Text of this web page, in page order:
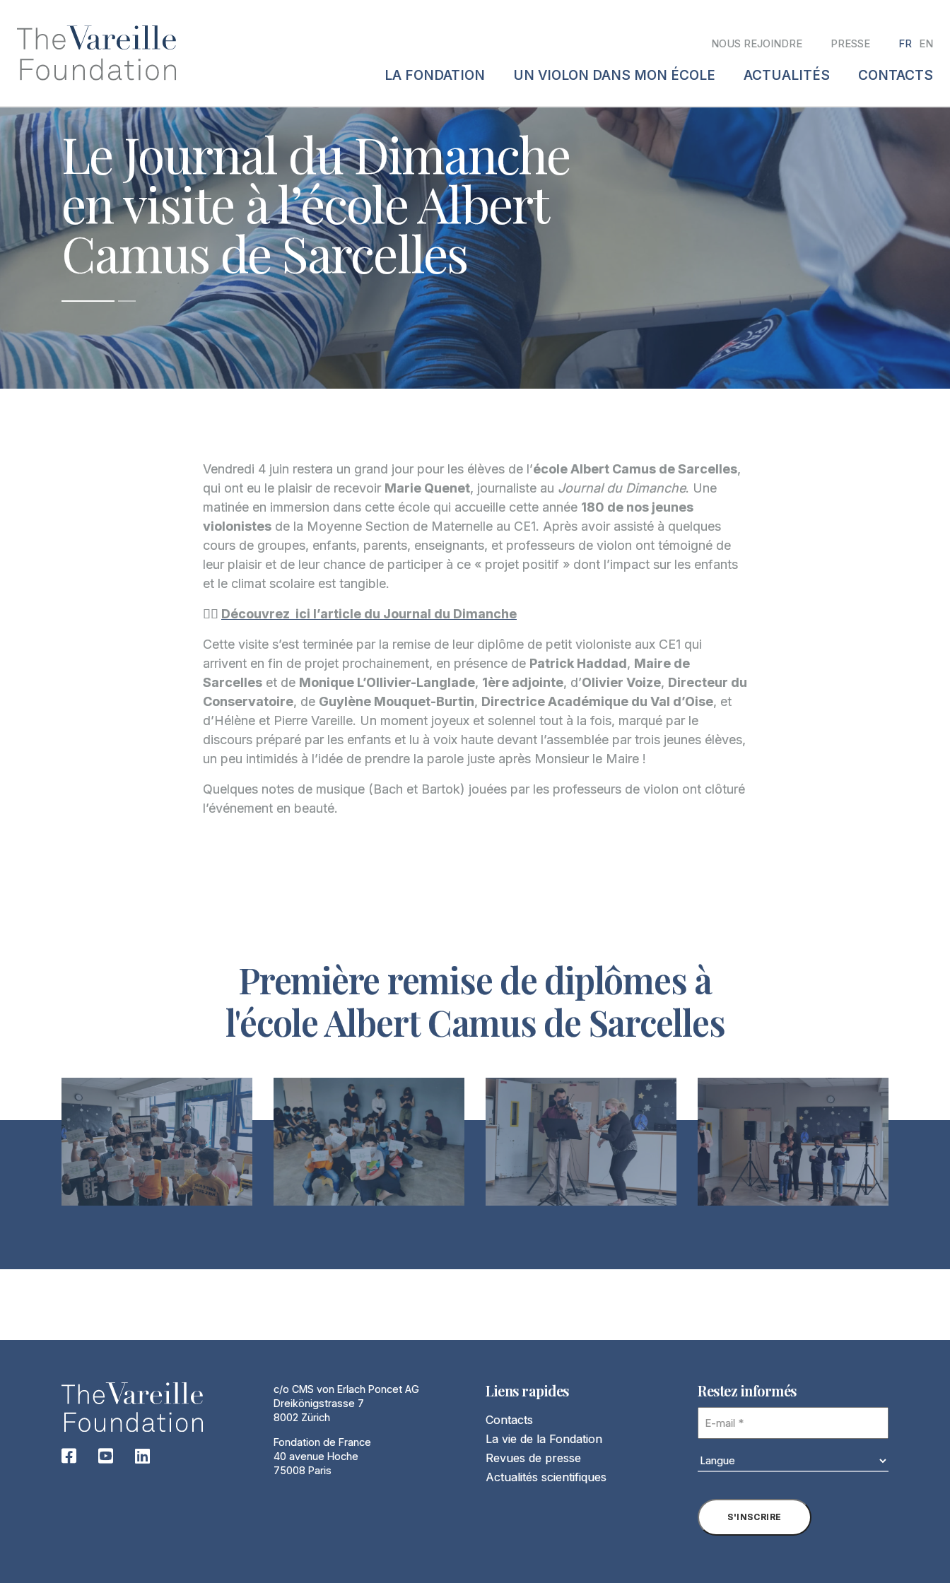
Le Journal du Dimanche
en visite à l’école Albert
Camus de Sarcelles
Vendredi 4 juin restera un grand jour pour les élèves de l’école Albert Camus de Sarcelles,
qui ont eu le plaisir de recevoir Marie Quenet, journaliste au Journal du Dimanche. Une
matinée en immersion dans cette école qui accueille cette année 180 de nos jeunes
violonistes de la Moyenne Section de Maternelle au CE1. Après avoir assisté à quelques
cours de groupes, enfants, parents, enseignants, et professeurs de violon ont témoigné de
leur plaisir et de leur chance de participer à ce « projet positif » dont l’impact sur les enfants
et le climat scolaire est tangible.
👉🏻 Découvrez ici l’article du Journal du Dimanche
Cette visite s’est terminée par la remise de leur diplôme de petit violoniste aux CE1 qui
arrivent en fin de projet prochainement, en présence de Patrick Haddad, Maire de
Sarcelles et de Monique L’Ollivier-Langlade, 1ère adjointe, d’Olivier Voize, Directeur du
Conservatoire, de Guylène Mouquet-Burtin, Directrice Académique du Val d’Oise, et
d’Hélène et Pierre Vareille. Un moment joyeux et solennel tout à la fois, marqué par le
discours préparé par les enfants et lu à voix haute devant l’assemblée par trois jeunes élèves,
un peu intimidés à l’idée de prendre la parole juste après Monsieur le Maire !
Quelques notes de musique (Bach et Bartok) jouées par les professeurs de violon ont clôturé
l’événement en beauté.
Première remise de diplômes à
l'école Albert Camus de Sarcelles
c/o CMS von Erlach Poncet AG
Dreikönigstrasse 7
8002 Zürich
Fondation de France
40 avenue Hoche
75008 Paris
Liens rapides
Contacts
La vie de la Fondation
Revues de presse
Actualités scientifiques
Restez informés
E-
mail
(Nécessaire)
Langue
S'INSCRIRE
NOUS REJOINDRE PRESSE FR EN
LA FONDATION UN VIOLON DANS MON ÉCOLE ACTUALITÉS CONTACTS